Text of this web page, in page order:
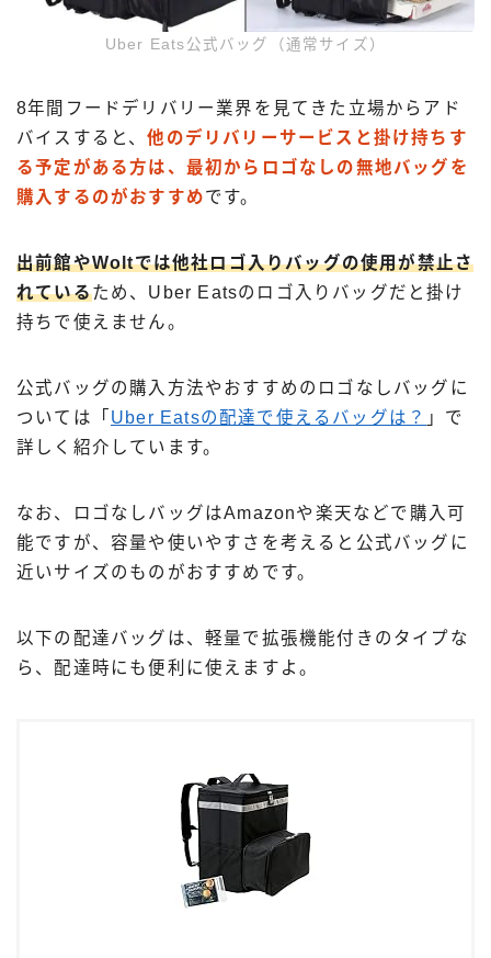
Uber Eats公式バッグ（通常サイズ）
8年間フードデリバリー業界を見てきた立場からアド
バイスすると、他のデリバリーサービスと掛け持ちす
る予定がある方は、最初からロゴなしの無地バッグを
購入するのがおすすめです。
出前館やWoltでは他社ロゴ入りバッグの使用が禁止さ
れているため、Uber Eatsのロゴ入りバッグだと掛け
持ちで使えません。
公式バッグの購入方法やおすすめのロゴなしバッグに
ついては「 Uber Eatsの配達で使えるバッグは？ 」で
詳しく紹介しています。
なお、ロゴなしバッグはAmazonや楽天などで購入可
能ですが、容量や使いやすさを考えると公式バッグに
近いサイズのものがおすすめです。
以下の配達バッグは、軽量で拡張機能付きのタイプな
ら、配達時にも便利に使えますよ。